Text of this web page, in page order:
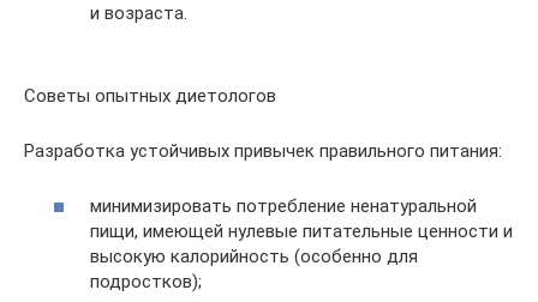
и возраста.
Советы опытных диетологов
Разработка устойчивых привычек правильного питания:
минимизировать потребление ненатуральной
пищи, имеющей нулевые питательные ценности и
высокую калорийность (особенно для
подростков);